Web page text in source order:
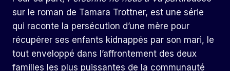
sur le roman de Tamara Trottner, est une série
qui raconte la persécution d’une mère pour
récupérer ses enfants kidnappés par son mari, le
tout enveloppé dans l’affrontement des deux
familles les plus puissantes de la communauté